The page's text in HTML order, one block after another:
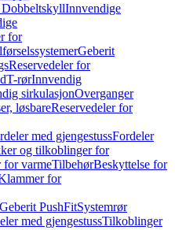
DobbeltskyllInnvendige
for
Geberit
Reservedeler for
T-rørInnvendig
sirkulasjonOverganger
løsbareReservedeler for
med gjengestussFordeler
og tilkoblinger for
varmeTilbehørBeskyttelse for
for
Geberit PushFitSystemrør
med gjengestussTilkoblinger